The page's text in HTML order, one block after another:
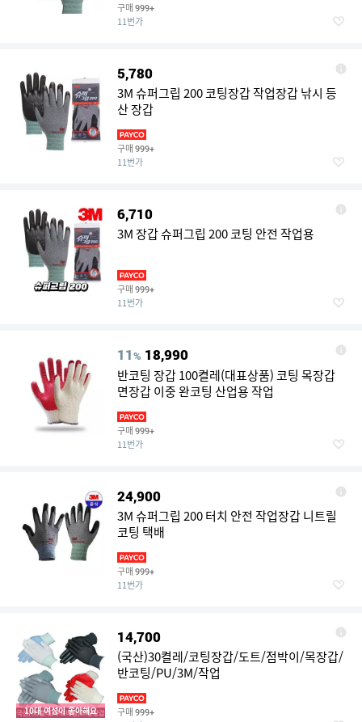
구매 999+
11번가
5,780
3M 슈퍼그립 200 코팅장갑 작업장갑 낚시 등
산 장갑
구매 999+
11번가
6,710
3M 장갑 슈퍼그립 200 코팅 안전 작업용
구매 999+
11번가
11% 18,990
반코팅 장갑 100켤레(대표상품) 코팅 목장갑
면장갑 이중 완코팅 산업용 작업
구매 999+
11번가
24,900
3M 슈퍼그립 200 터치 안전 작업장갑 니트릴
코팅 택배
구매 999+
11번가
10대 여성이 좋아해요
14,700
(국산)30켤레/코팅장갑/도트/점박이/목장갑/
반코팅/PU/3M/작업
구매 999+